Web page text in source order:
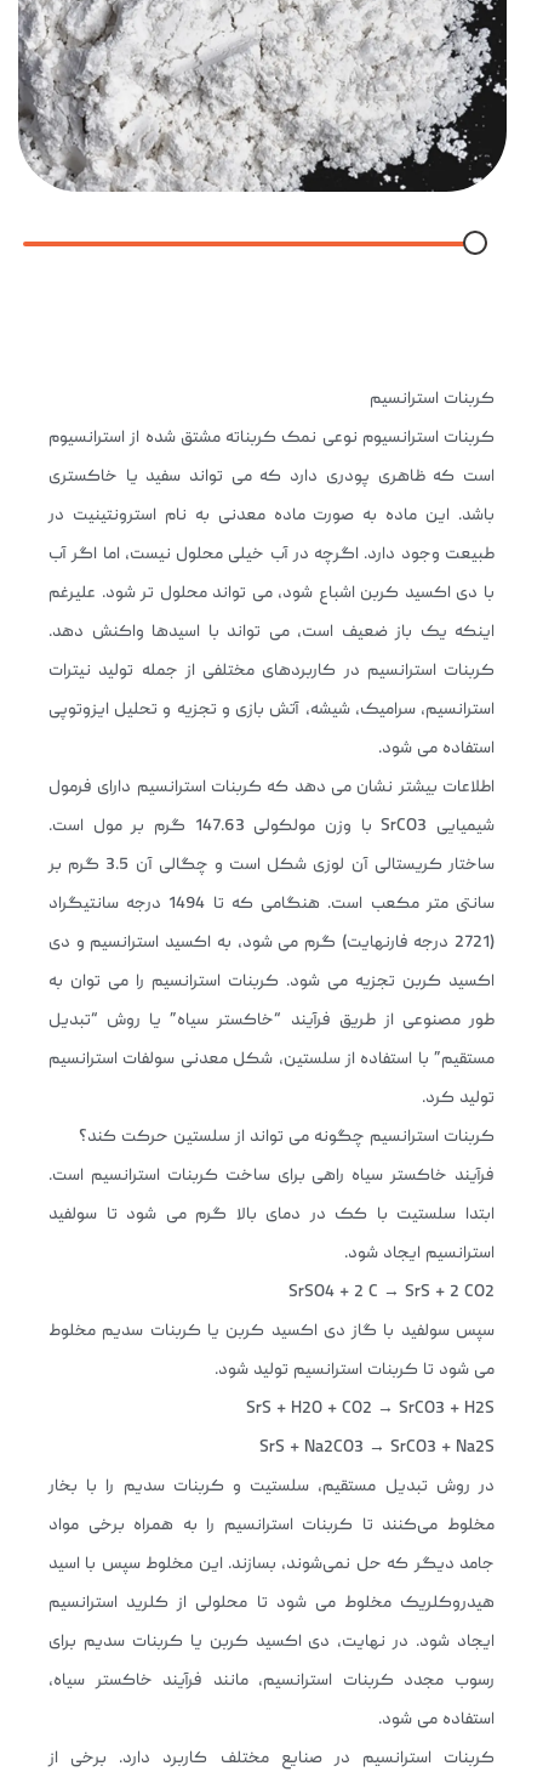
کربنات استرانسیم
کربنات استرانسیوم نوعی نمک کربناته مشتق شده از استرانسیوم
است که ظاهری پودری دارد که می تواند سفید یا خاکستری
باشد. این ماده به صورت ماده معدنی به نام استرونتینیت در
طبیعت وجود دارد. اگرچه در آب خیلی محلول نیست، اما اگر آب
با دی اکسید کربن اشباع شود، می تواند محلول تر شود. علیرغم
اینکه یک باز ضعیف است، می تواند با اسیدها واکنش دهد.
کربنات استرانسیم در کاربردهای مختلفی از جمله تولید نیترات
استرانسیم، سرامیک، شیشه، آتش بازی و تجزیه و تحلیل ایزوتوپی
استفاده می شود.
اطلاعات بیشتر نشان می دهد که کربنات استرانسیم دارای فرمول
شیمیایی SrCO3 با وزن مولکولی 147.63 گرم بر مول است.
ساختار کریستالی آن لوزی شکل است و چگالی آن 3.5 گرم بر
سانتی متر مکعب است. هنگامی که تا 1494 درجه سانتیگراد
(2721 درجه فارنهایت) گرم می شود، به اکسید استرانسیم و دی
اکسید کربن تجزیه می شود. کربنات استرانسیم را می توان به
طور مصنوعی از طریق فرآیند “خاکستر سیاه” یا روش “تبدیل
مستقیم” با استفاده از سلستین، شکل معدنی سولفات استرانسیم
تولید کرد.
کربنات استرانسیم چگونه می تواند از سلستین حرکت کند؟
فرآیند خاکستر سیاه راهی برای ساخت کربنات استرانسیم است.
ابتدا سلستیت با کک در دمای بالا گرم می شود تا سولفید
استرانسیم ایجاد شود.
SrSO4 + 2 C → SrS + 2 CO2
سپس سولفید با گاز دی اکسید کربن یا کربنات سدیم مخلوط
می شود تا کربنات استرانسیم تولید شود.
SrS + H2O + CO2 → SrCO3 + H2S
SrS + Na2CO3 → SrCO3 + Na2S
در روش تبدیل مستقیم، سلستیت و کربنات سدیم را با بخار
مخلوط می‌کنند تا کربنات استرانسیم را به همراه برخی مواد
جامد دیگر که حل نمی‌شوند، بسازند. این مخلوط سپس با اسید
هیدروکلریک مخلوط می شود تا محلولی از کلرید استرانسیم
ایجاد شود. در نهایت، دی اکسید کربن یا کربنات سدیم برای
رسوب مجدد کربنات استرانسیم، مانند فرآیند خاکستر سیاه،
استفاده می شود.
کربنات استرانسیم در صنایع مختلف کاربرد دارد. برخی از